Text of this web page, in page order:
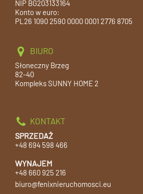
NIP BG203133164
Konto w euro:
PL26 1090 2590 0000 0001 2776 8705
BIURO
Słoneczny Brzeg
82-40
Kompleks SUNNY HOME 2
KONTAKT
SPRZEDAŻ
+48 694 598 466
WYNAJEM
+48 660 925 216
biuro@fenixnieruchomosci.eu